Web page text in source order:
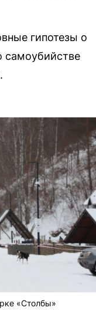
гипотезы о
самоубийстве
«Столбы»